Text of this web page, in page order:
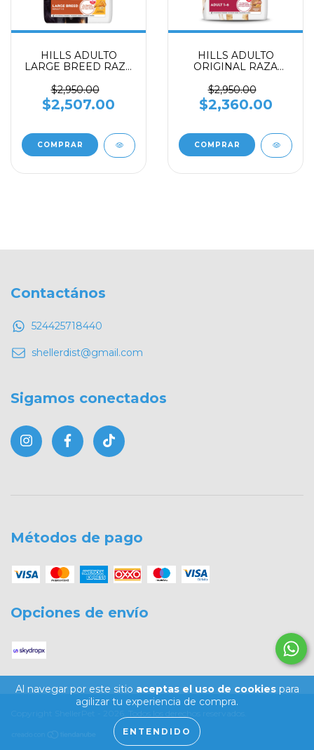
Al navegar por este sitio aceptas el uso de cookiespara
agilizar tu experiencia de compra.
ENTENDIDO
HILLS ADULTO
LARGE BREED RAZA
15 kg
$2,950.00
$2,507.00
HILLS ADULTO
ORIGINAL RAZA
CORDERO 14.9 kg
$2,950.00
$2,360.00
Contactános
524425718440
shellerdist@gmail.com
Sigamos conectados
Métodos de pago
Opciones de envío